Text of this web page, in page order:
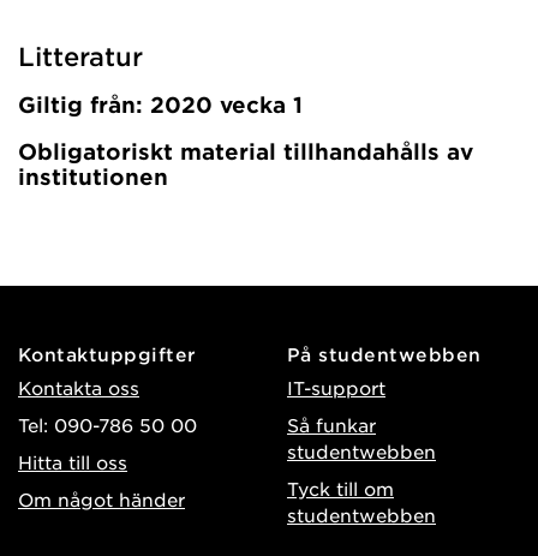
Litteratur
Giltig från: 2020 vecka 1
Obligatoriskt material tillhandahålls av
institutionen
Kontaktuppgifter
Kontakta oss
Tel: 090-786 50 00
Hitta till oss
Om något händer
På studentwebben
IT-support
Så funkar
studentwebben
Tyck till om
studentwebben